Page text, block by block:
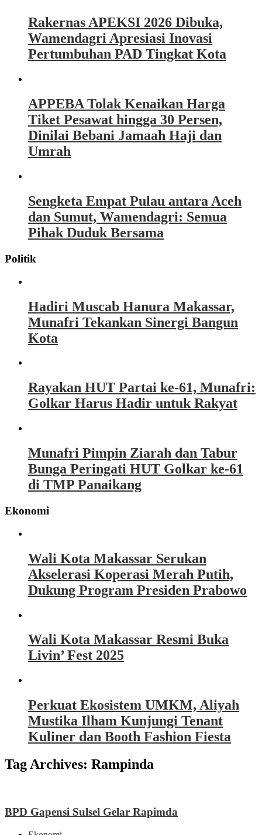
Rakernas APEKSI 2026 Dibuka,
Wamendagri Apresiasi Inovasi
Pertumbuhan PAD Tingkat Kota
APPEBA Tolak Kenaikan Harga
Tiket Pesawat hingga 30 Persen,
Dinilai Bebani Jamaah Haji dan
Umrah
Sengketa Empat Pulau antara Aceh
dan Sumut, Wamendagri: Semua
Pihak Duduk Bersama
Politik
Hadiri Muscab Hanura Makassar,
Munafri Tekankan Sinergi Bangun
Kota
Rayakan HUT Partai ke-61, Munafri:
Golkar Harus Hadir untuk Rakyat
Munafri Pimpin Ziarah dan Tabur
Bunga Peringati HUT Golkar ke-61
di TMP Panaikang
Ekonomi
Wali Kota Makassar Serukan
Akselerasi Koperasi Merah Putih,
Dukung Program Presiden Prabowo
Wali Kota Makassar Resmi Buka
Livin’ Fest 2025
Perkuat Ekosistem UMKM, Aliyah
Mustika Ilham Kunjungi Tenant
Kuliner dan Booth Fashion Fiesta
Tag Archives: Rampinda
BPD Gapensi Sulsel Gelar Rapimda